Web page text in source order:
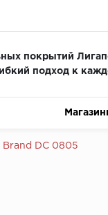
покрытий
кий подход к
DC 0805